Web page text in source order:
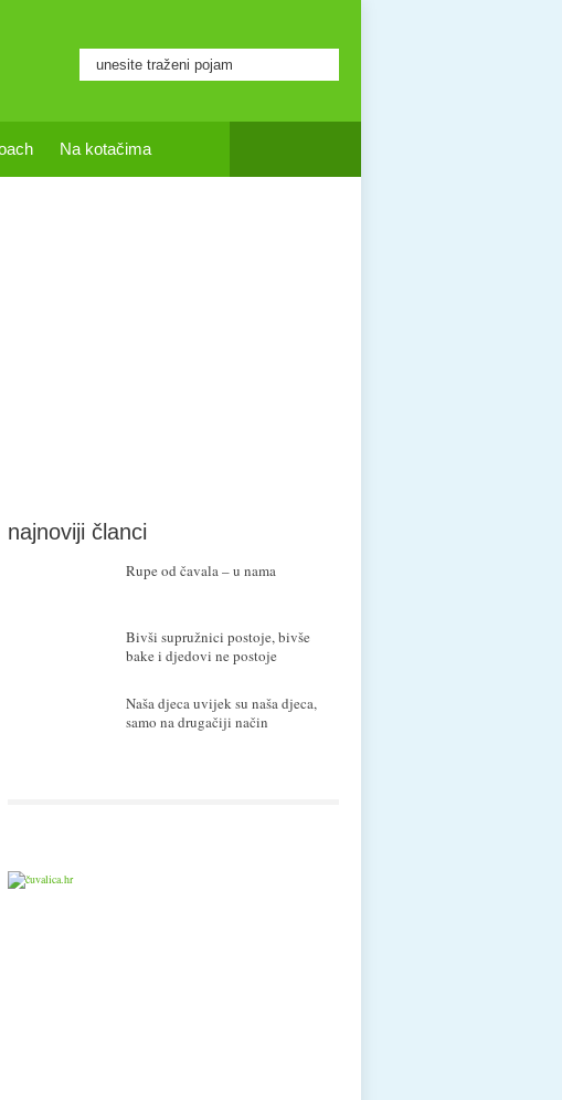
Na kotačima
najnoviji članci
Rupe od čavala – u nama
Bivši supružnici postoje, bivše
bake i djedovi ne postoje
Naša djeca uvijek su naša djeca,
samo na drugačiji način